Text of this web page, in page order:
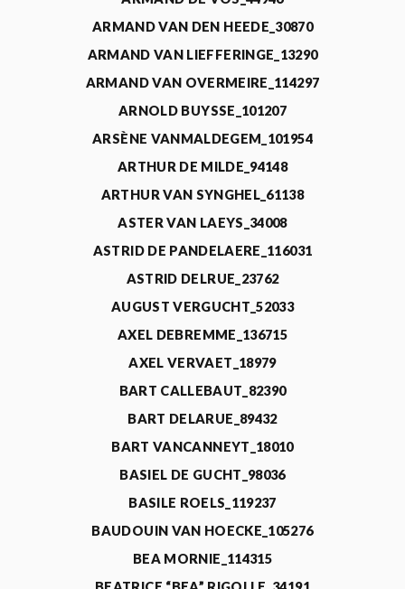
ARMAND VAN DEN HEEDE_30870
ARMAND VAN LIEFFERINGE_13290
ARMAND VAN OVERMEIRE_114297
ARNOLD BUYSSE_101207
ARSÈNE VANMALDEGEM_101954
ARTHUR DE MILDE_94148
ARTHUR VAN SYNGHEL_61138
ASTER VAN LAEYS_34008
ASTRID DE PANDELAERE_116031
ASTRID DELRUE_23762
AUGUST VERGUCHT_52033
AXEL DEBREMME_136715
AXEL VERVAET_18979
BART CALLEBAUT_82390
BART DELARUE_89432
BART VANCANNEYT_18010
BASIEL DE GUCHT_98036
BASILE ROELS_119237
BAUDOUIN VAN HOECKE_105276
BEA MORNIE_114315